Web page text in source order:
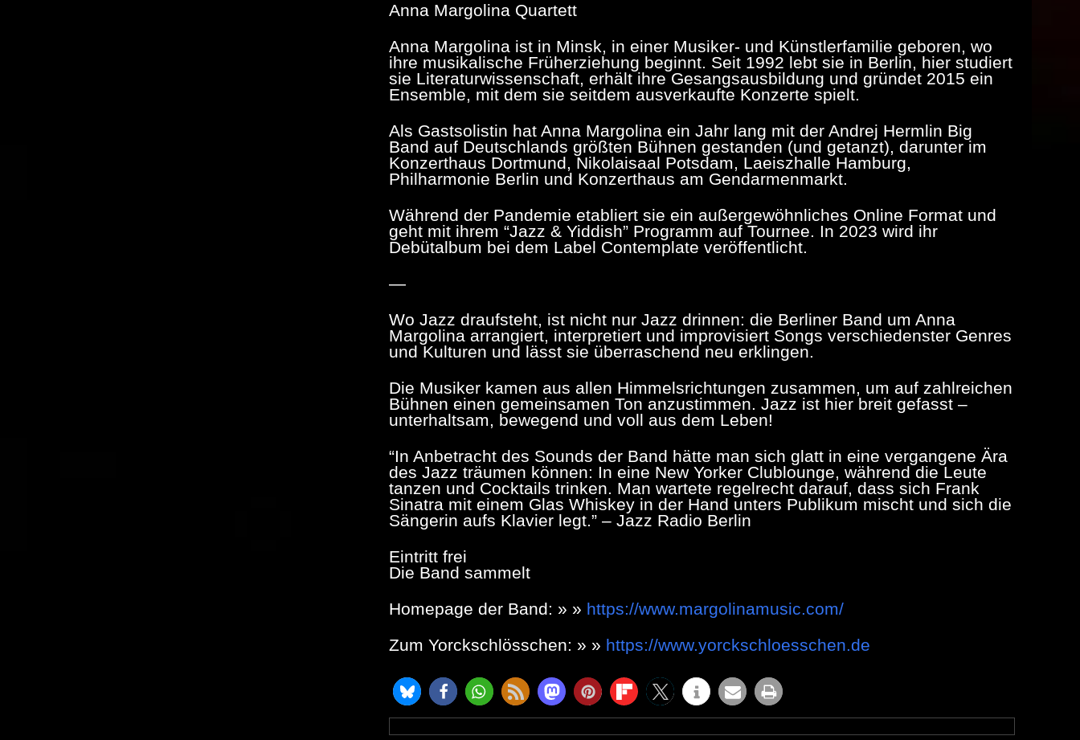
Anna Margolina Quartett
Anna Margolina ist in Minsk, in einer Musiker- und Künstlerfamilie geboren, wo
ihre musikalische Früherziehung beginnt. Seit 1992 lebt sie in Berlin, hier studiert
sie Literaturwissenschaft, erhält ihre Gesangsausbildung und gründet 2015 ein
Ensemble, mit dem sie seitdem ausverkaufte Konzerte spielt.
Als Gastsolistin hat Anna Margolina ein Jahr lang mit der Andrej Hermlin Big
Band auf Deutschlands größten Bühnen gestanden (und getanzt), darunter im
Konzerthaus Dortmund, Nikolaisaal Potsdam, Laeiszhalle Hamburg,
Philharmonie Berlin und Konzerthaus am Gendarmenmarkt.
Während der Pandemie etabliert sie ein außergewöhnliches Online Format und
geht mit ihrem “Jazz & Yiddish” Programm auf Tournee. In 2023 wird ihr
Debütalbum bei dem Label Contemplate veröffentlicht.
—
Wo Jazz draufsteht, ist nicht nur Jazz drinnen: die Berliner Band um Anna
Margolina arrangiert, interpretiert und improvisiert Songs verschiedenster Genres
und Kulturen und lässt sie überraschend neu erklingen.
Die Musiker kamen aus allen Himmelsrichtungen zusammen, um auf zahlreichen
Bühnen einen gemeinsamen Ton anzustimmen. Jazz ist hier breit gefasst –
unterhaltsam, bewegend und voll aus dem Leben!
“In Anbetracht des Sounds der Band hätte man sich glatt in eine vergangene Ära
des Jazz träumen können: In eine New Yorker Clublounge, während die Leute
tanzen und Cocktails trinken. Man wartete regelrecht darauf, dass sich Frank
Sinatra mit einem Glas Whiskey in der Hand unters Publikum mischt und sich die
Sängerin aufs Klavier legt.” – Jazz Radio Berlin
Eintritt frei
Die Band sammelt
Homepage der Band: » » https://www.margolinamusic.com/
Zum Yorckschlösschen: » » https://www.yorckschloesschen.de